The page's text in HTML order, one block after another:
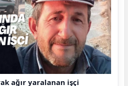
ağır yaralanan işçi